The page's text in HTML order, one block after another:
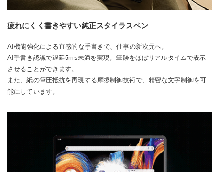
疲れにくく書きやすい純正スタイラスペン
AI機能強化による直感的な手書きで、仕事の新次元へ。
AI手書き認識で遅延5ms未満を実現。筆跡をほぼリアルタイムで表示
させることができます。
また、紙の筆圧抵抗を再現する摩擦制御技術で、精密な文字制御を可
能にしています。